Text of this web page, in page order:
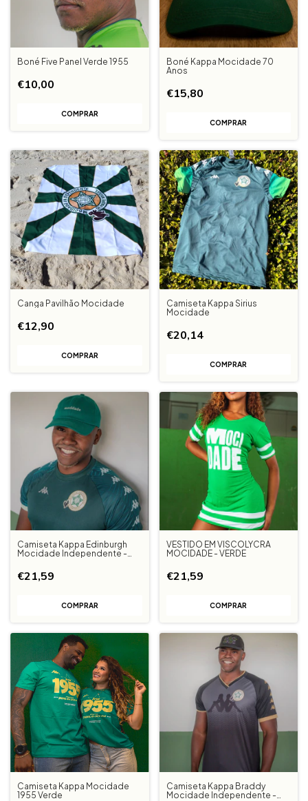
Boné Five Panel Verde 1955
€10,00
Boné Kappa Mocidade 70
Anos
€15,80
Canga Pavilhão Mocidade
€12,90
Camiseta Kappa Sirius
Mocidade
€20,14
COMPRAR
Camiseta Kappa Edinburgh
Mocidade Independente -
€21,59
COMPRAR
VESTIDO EM VISCOLYCRA
MOCIDADE - VERDE
€21,59
COMPRAR
Camiseta Kappa Mocidade
1955 Verde
Camiseta Kappa Braddy
Mocidade Independente -